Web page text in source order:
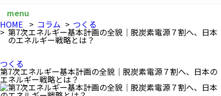
HOME コラム つくる
第7次エネルギー基本計画の全貌｜脱炭素電源７割へ、日本
のエネルギー戦略とは？
つくる
第7次エネルギー基本計画の全貌｜脱炭素電源７割へ、日本の
エネルギー戦略とは？